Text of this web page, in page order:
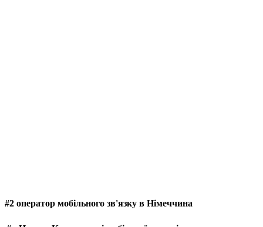
#2 оператор мобільного зв'язку в Німеччина